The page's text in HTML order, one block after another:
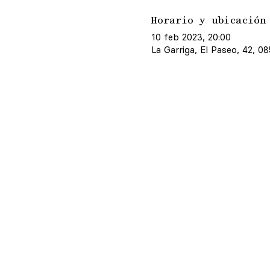
Horario y ubicación
10 feb 2023, 20:00
La Garriga, El Paseo, 42,